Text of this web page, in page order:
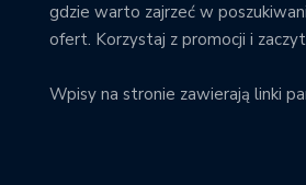
gdzie warto zajrzeć w
ofert. Korzystaj z promocji i
Wpisy na stronie zawierają linki